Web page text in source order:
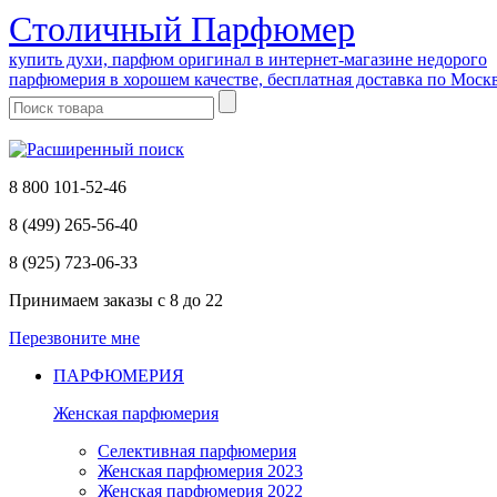
Cтоличный Парфюмер
купить духи, парфюм оригинал в интернет-магазине недорого
парфюмерия в хорошем качестве, бесплатная доставка по
8 800 101-52-46
8 (499) 265-56-40
8 (925) 723-06-33
Принимаем заказы с 8 до 22
Перезвоните мне
ПАРФЮМЕРИЯ
Женская парфюмерия
Селективная парфюмерия
Женская парфюмерия 2023
Женская парфюмерия 2022